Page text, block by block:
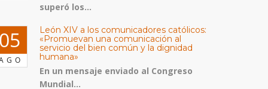
superó los...
León XIV a los comunicadores católicos:
«Promuevan una comunicación al
servicio del bien común y la dignidad
humana»
En un mensaje enviado al Congreso
Mundial...